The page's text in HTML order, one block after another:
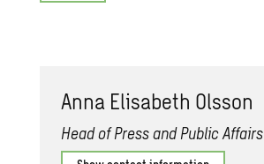
Anna Elis­a­beth Ols­son
Head of Press and Public Affairs